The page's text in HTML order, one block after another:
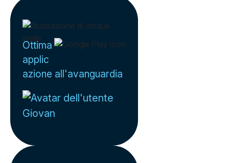
Ottima
applic
azione all'avanguardia
Giovan